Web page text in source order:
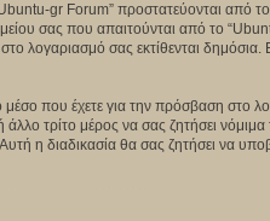
gr Forum” προστατεύονται από
σας που απαιτούνται από το
λογαριασμό σας εκτίθενται
μέσο που έχετε για την πρόσβαση στο
τρίτο μέρος να σας ζητήσει
η διαδικασία θα σας ζητήσει να